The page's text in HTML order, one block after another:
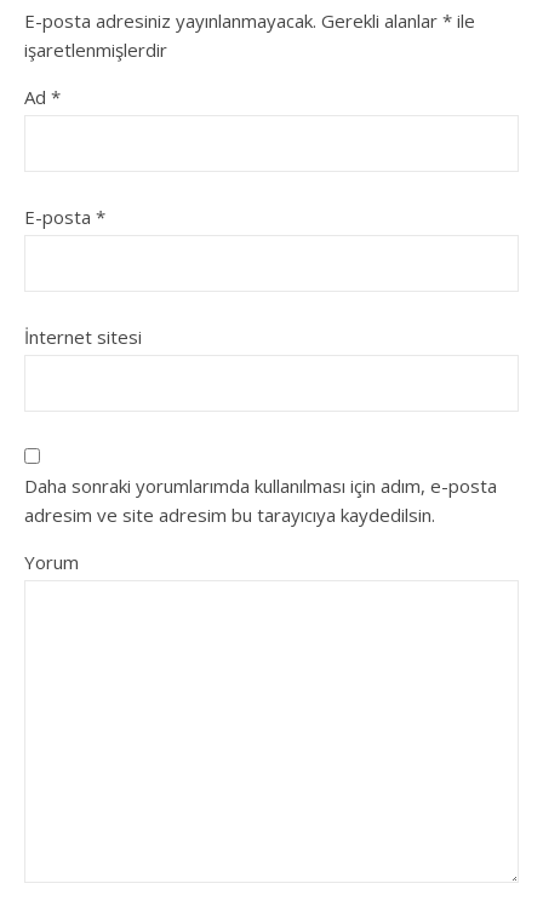
E-posta adresiniz yayınlanmayacak. Gerekli alanlar * ile
işaretlenmişlerdir
Ad *
E-posta *
İnternet sitesi
Daha sonraki yorumlarımda kullanılması için adım, e-posta
adresim ve site adresim bu tarayıcıya kaydedilsin.
Yorum